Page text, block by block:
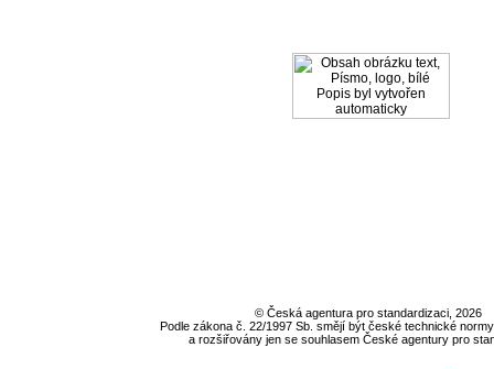
© Česká agentura pro standardizaci , 2026
Podle zákona č. 22/1997 Sb. smějí být české technické
a rozšiřovány jen se souhlasem České agentury pro